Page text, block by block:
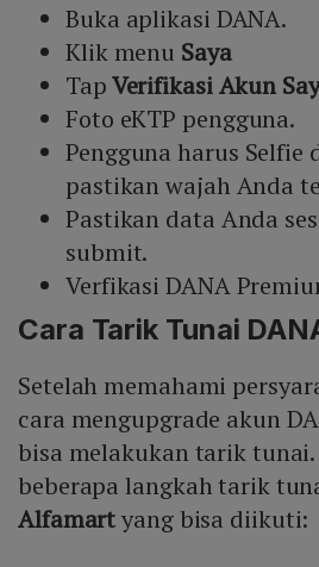
Buka aplikasi DANA.
Klik menu Saya
TapVerifikasi Akun
Foto eKTP pengguna.
Pengguna harus Selfie
pastikan wajah Anda
Pastikan data Anda
submit.
Verfikasi DANA
Cara Tarik Tunai
Setelah memahami
cara mengupgrade akun
bisa melakukan tarik
beberapa langkah tarik
Alfamartyang bisa diikuti: